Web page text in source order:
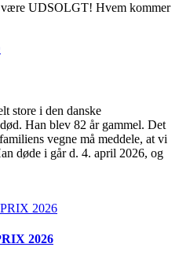
være UDSOLGT! Hvem kommer
store i den danske
Han blev 82 år gammel. Det
vegne må meddele, at vi
døde i går d. 4. april 2026, og
2026